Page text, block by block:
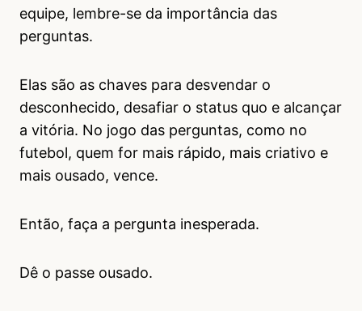
equipe, lembre-se da importância das
perguntas.
Elas são as chaves para desvendar o
desconhecido, desafiar o status quo e alcançar
a vitória. No jogo das perguntas, como no
futebol, quem for mais rápido, mais criativo e
mais ousado, vence.
Então, faça a pergunta inesperada.
Dê o passe ousado.